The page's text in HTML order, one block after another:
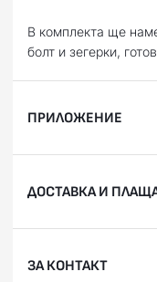
В комплекта ще
болт и зегерки,
ПРИЛОЖЕНИЕ
Категория
ДОСТАВКА И
професионализъм
ЗА КОНТАКТ